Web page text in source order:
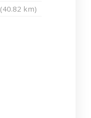
(40.82 km)